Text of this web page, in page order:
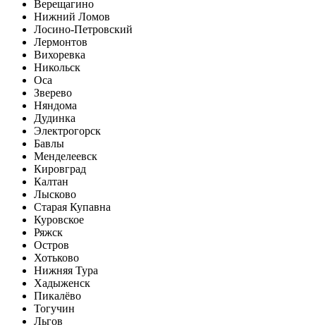
Верещагино
Нижний Ломов
Лосино-Петровский
Лермонтов
Вихоревка
Никольск
Оса
Зверево
Няндома
Дудинка
Электрогорск
Бавлы
Менделеевск
Кировград
Калтан
Лысково
Старая Купавна
Куровское
Ряжск
Остров
Хотьково
Нижняя Тура
Хадыженск
Пикалёво
Тогучин
Льгов